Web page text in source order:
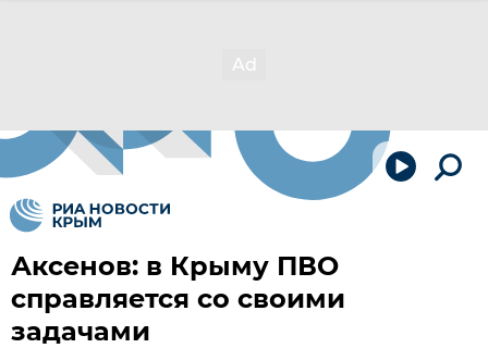
Аксенов: в Крыму ПВО
справляется со своими
задачами